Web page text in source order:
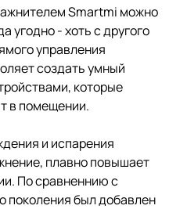
Smartmi можно
угодно - хоть с другого
управления
создать умный
которые
в помещении.
и испарения
плавно повышает
По сравненнию с
поколения был добавлен